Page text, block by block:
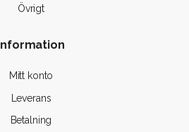
Övrigt
Information
Mitt konto
Leverans
Betalning